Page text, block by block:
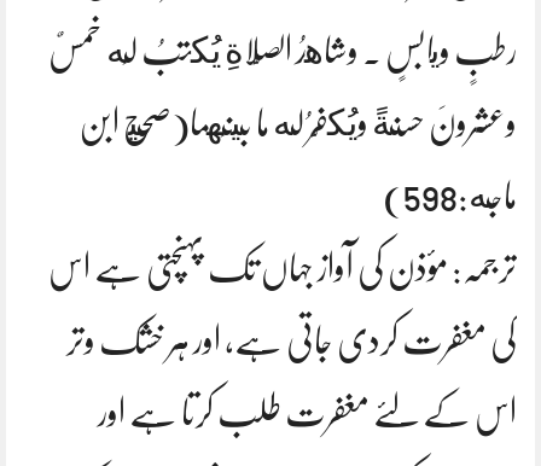
رطبٍ ويابسٍ . وشاهدُ الصَّلاةِ يُكتبُ لَه خمسٌ
وعشرونَ حسنةً ويُكفَّرُ له ما بينَهما(صحيح ابن
ماجه:598)
ترجمہ: مؤذن کی آواز جہاں تک پہنچتی ہے اس
کی مغفرت کردی جاتی ہے، اور ہر خشک وتر
اس کے لئے مغفرت طلب کرتا ہے اور